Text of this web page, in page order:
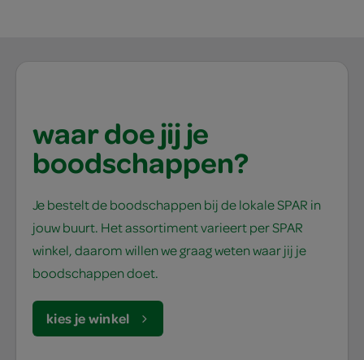
waar doe jij je
boodschappen?
Je bestelt de boodschappen bij de lokale SPAR in
jouw buurt. Het assortiment varieert per SPAR
winkel, daarom willen we graag weten waar jij je
boodschappen doet.
kies je winkel